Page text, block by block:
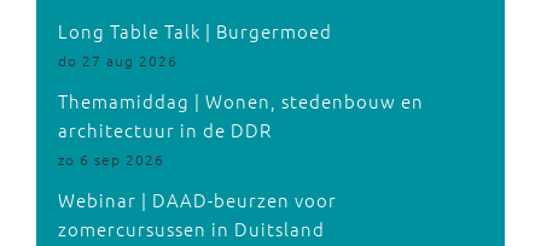
Long Table Talk | Burgermoed
do 27 aug 2026
Themamiddag | Wonen, stedenbouw en
architectuur in de DDR
zo 6 sep 2026
Webinar | DAAD-beurzen voor
zomercursussen in Duitsland